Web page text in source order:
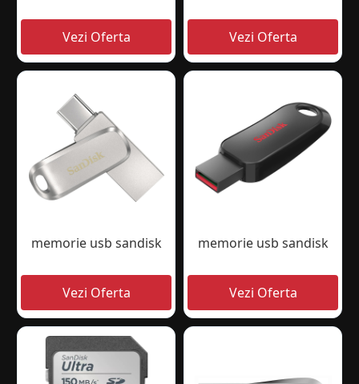
memorie usb sandisk memorie usb sandisk